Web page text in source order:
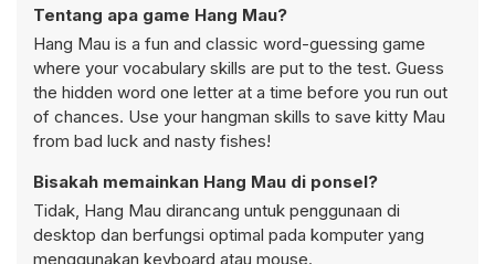
Tentang apa game Hang Mau?
Hang Mau is a fun and classic word-guessing game
where your vocabulary skills are put to the test. Guess
the hidden word one letter at a time before you run out
of chances. Use your hangman skills to save kitty Mau
from bad luck and nasty fishes!
Bisakah memainkan Hang Mau di ponsel?
Tidak, Hang Mau dirancang untuk penggunaan di
desktop dan berfungsi optimal pada komputer yang
menggunakan keyboard atau mouse.